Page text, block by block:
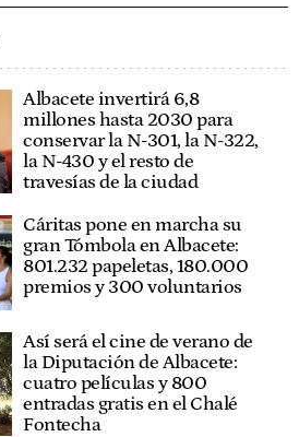
Albacete invertirá 6,8
millones hasta 2030 para
conservar la N-301, la N-322,
la N-430 y el resto de
travesías de la ciudad
Cáritas pone en marcha su
gran Tómbola en Albacete:
801.232 papeletas, 180.000
premios y 300 voluntarios
Así será el cine de verano de
la Diputación de Albacete:
cuatro películas y 800
entradas gratis en el Chalé
Fontecha